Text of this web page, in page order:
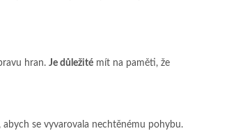
hran. Je důležité mít na paměti, že
se vyvarovala nechtěnému pohybu.